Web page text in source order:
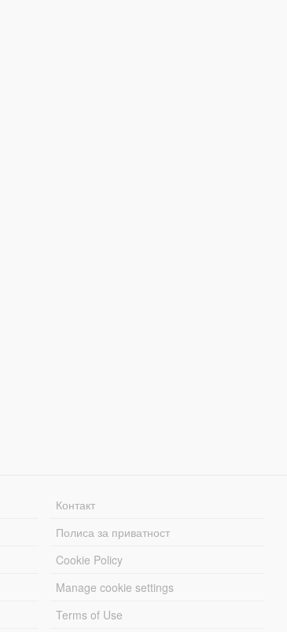
Контакт
Полиса за приватност
Cookie Policy
Manage cookie settings
Terms of Use